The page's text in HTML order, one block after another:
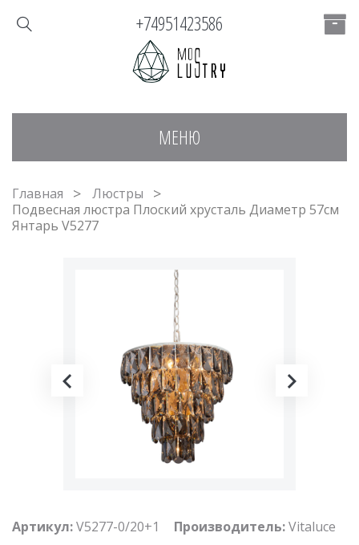
МЕНЮ
+74951423586
Главная
Люстры
Подвесная люстра Плоский хрусталь Диаметр 57см
Янтарь V5277
Артикул:V5277-0/20+1 Производитель:Vitaluce